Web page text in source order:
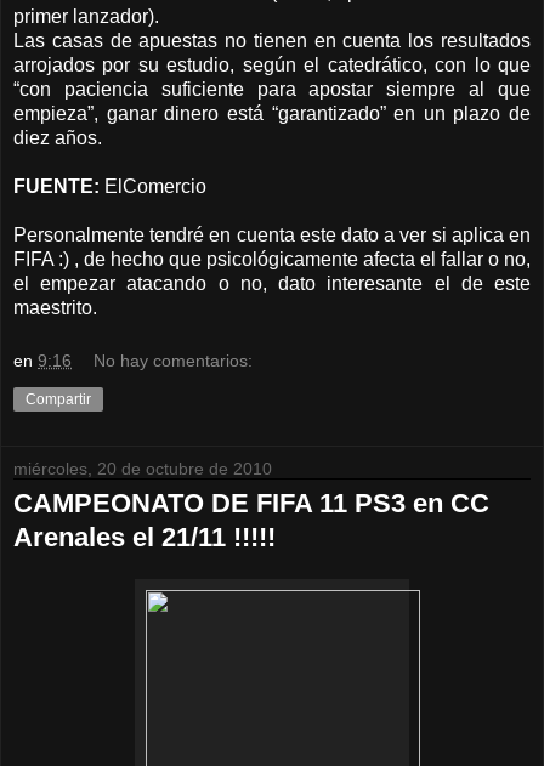
primer lanzador).
Las casas de apuestas no tienen en cuenta los resultados
arrojados por su estudio, según el catedrático, con lo que
“con paciencia suficiente para apostar siempre al que
empieza”, ganar dinero está “garantizado” en un plazo de
diez años.
FUENTE: ElComercio
Personalmente tendré en cuenta este dato a ver si aplica en
FIFA :) , de hecho que psicológicamente afecta el fallar o no,
el empezar atacando o no, dato interesante el de este
maestrito.
en 9:16 No hay comentarios:
Compartir
miércoles, 20 de octubre de 2010
CAMPEONATO DE FIFA 11 PS3 en CC
Arenales el 21/11 !!!!!